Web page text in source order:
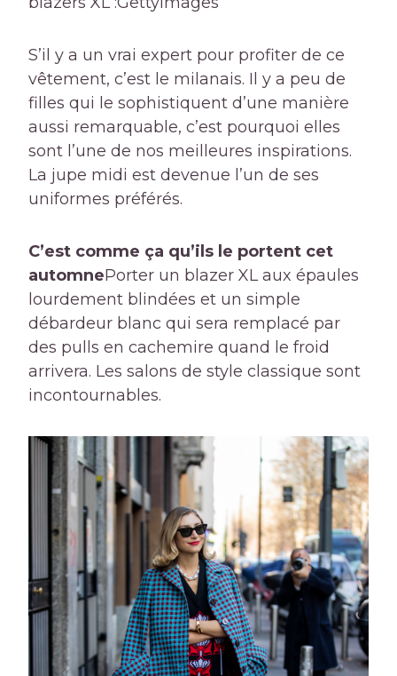
S’il y a un vrai expert pour profiter de ce
vêtement, c’est le milanais. Il y a peu de
filles qui le sophistiquent d’une manière
aussi remarquable, c’est pourquoi elles
sont l’une de nos meilleures inspirations.
La jupe midi est devenue l’un de ses
uniformes préférés.
C’est comme ça qu’ils le portent cet
automnePorter un blazer XL aux épaules
lourdement blindées et un simple
débardeur blanc qui sera remplacé par
des pulls en cachemire quand le froid
arrivera. Les salons de style classique sont
incontournables.